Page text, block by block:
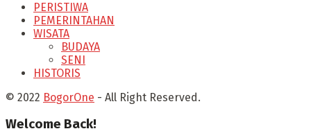
PERISTIWA
PEMERINTAHAN
WISATA
BUDAYA
SENI
HISTORIS
© 2022 BogorOne - All Right Reserved.
Welcome Back!